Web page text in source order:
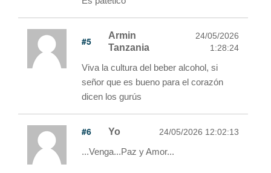
#5
Armin
Tanzania
24/05/2026
1:28:24
Viva la cultura del beber alcohol, si
señor que es bueno para el corazón
dicen los gurús
#6 Yo 24/05/2026 12:02:13
...Venga...Paz y Amor...